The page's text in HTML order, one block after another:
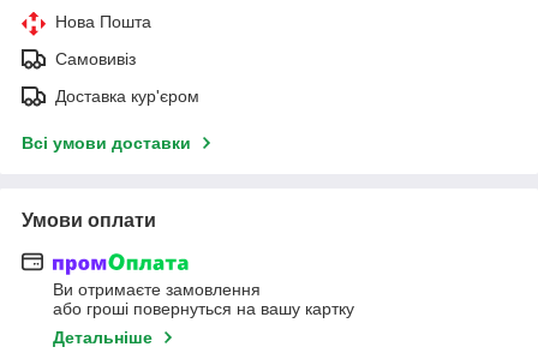
Нова Пошта
Самовивіз
Доставка кур'єром
Всі умови доставки
Умови оплати
Ви отримаєте замовлення
або гроші повернуться на вашу картку
Детальніше